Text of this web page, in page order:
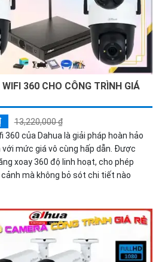
360 CHO CÔNG TRÌNH GIÁ
13,220,000 ₫
360 của Dahua là giải pháp hoàn hảo
mức giá vô cùng hấp dẫn. Được
xoay 360 độ linh hoạt, cho phép
mà không bỏ sót chi tiết nào